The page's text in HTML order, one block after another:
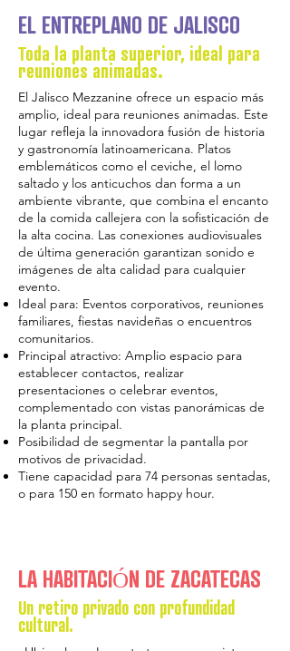
EL ENTREPLANO DE JALISCO
Toda la planta superior, ideal para
reuniones animadas.
El Jalisco Mezzanine ofrece un espacio más
amplio, ideal para reuniones animadas. Este
lugar refleja la innovadora fusión de historia
y gastronomía latinoamericana. Platos
emblemáticos como el ceviche, el lomo
saltado y los anticuchos dan forma a un
ambiente vibrante, que combina el encanto
de la comida callejera con la sofisticación de
la alta cocina. Las conexiones audiovisuales
de última generación garantizan sonido e
imágenes de alta calidad para cualquier
evento.
Ideal para: Eventos corporativos, reuniones
familiares, fiestas navideñas o encuentros
comunitarios.
Principal atractivo: Amplio espacio para
establecer contactos, realizar
presentaciones o celebrar eventos,
complementado con vistas panorámicas de
la planta principal.
Posibilidad de segmentar la pantalla por
motivos de privacidad.
Tiene capacidad para 74 personas sentadas,
o para 150 en formato happy hour.
LA HABITACIÓN DE ZACATECAS
Un retiro privado con profundidad
cultural.